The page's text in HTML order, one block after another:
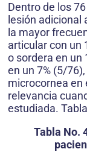
Dentro de los
lesión adicional
la mayor
articular con un
o sordera en un
en un 7% (5/
microcornea en
relevancia
estudiada.
Tabla No.